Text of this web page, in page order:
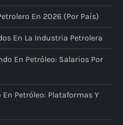
En 2026 (por País)
En La Industria Petrolera
En Petróleo: Salarios Por
Petróleo: Plataformas Y